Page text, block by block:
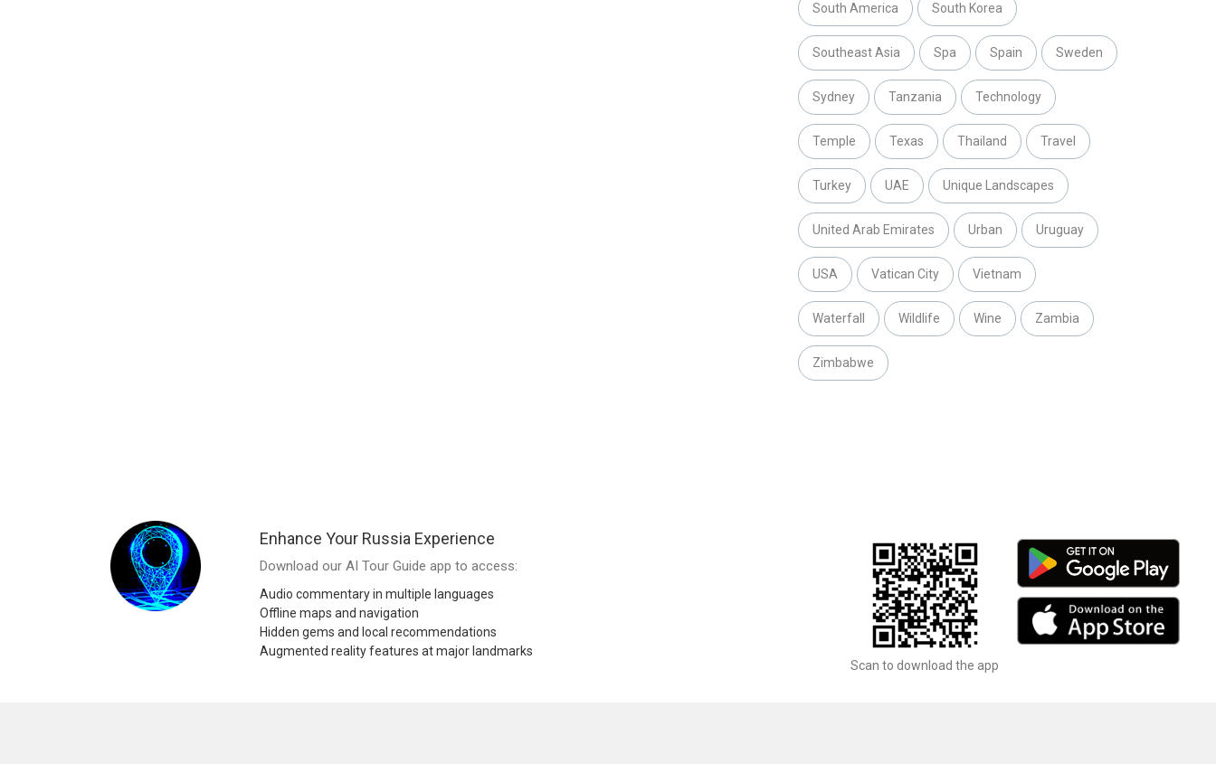
South America South Korea
Southeast Asia Spa Spain Sweden
Sydney Tanzania Technology
Temple Texas Thailand Travel
Turkey UAE Unique Landscapes
United Arab Emirates Urban Uruguay
USA Vatican City Vietnam
Waterfall Wildlife Wine Zambia
Zimbabwe
Enhance Your Russia Experience
Download our AI Tour Guide app to access:
Audio commentary in multiple languages
Offline maps and navigation
Hidden gems and local recommendations
Augmented reality features at major landmarks
Scan to download the app